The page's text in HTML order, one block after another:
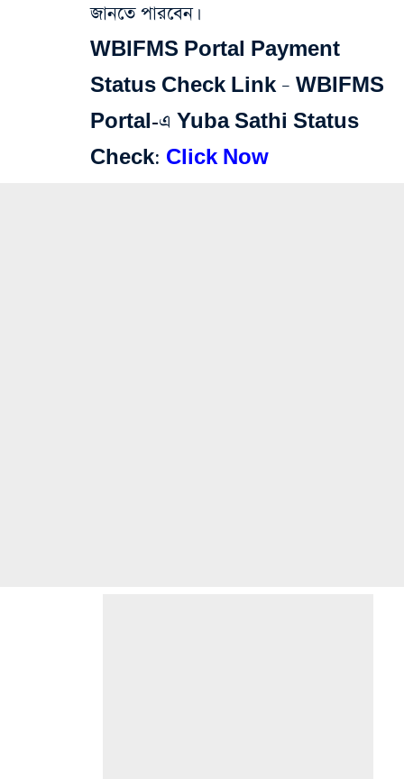
জানতে পারবেন।
WBIFMS Portal Payment
Status Check Link – WBIFMS
Portal-এ Yuba Sathi Status
Check: Click Now